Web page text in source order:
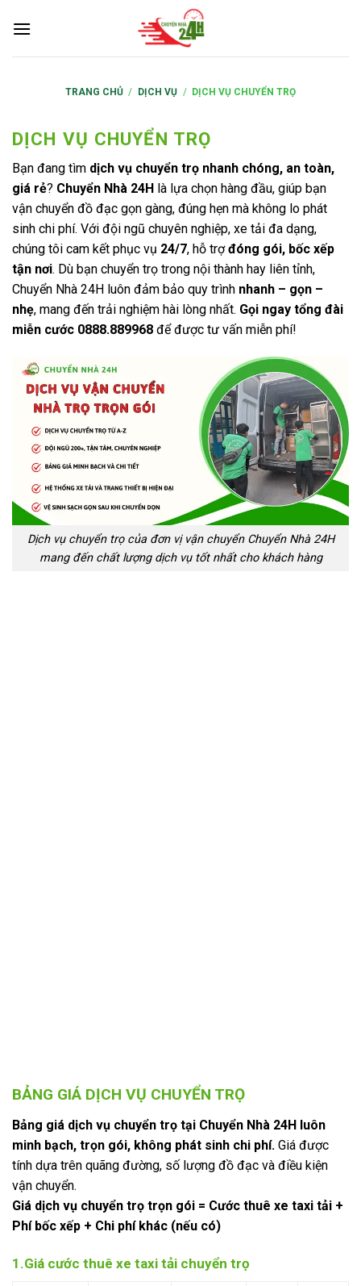
TRANG CHỦ / DỊCH VỤ / DỊCH VỤ CHUYỂN TRỌ
DỊCH VỤ CHUYỂN TRỌ
Bạn đang tìm dịch vụ chuyển trọ nhanh chóng, an toàn,
giá rẻ? Chuyển Nhà 24H là lựa chọn hàng đầu, giúp bạn
vận chuyển đồ đạc gọn gàng, đúng hẹn mà không lo phát
sinh chi phí. Với đội ngũ chuyên nghiệp, xe tải đa dạng,
chúng tôi cam kết phục vụ 24/7, hỗ trợđóng gói, bốc xếp
tận nơi. Dù bạn chuyển trọ trong nội thành hay liên tỉnh,
Chuyển Nhà 24H luôn đảm bảo quy trình nhanh – gọn –
nhẹ, mang đến trải nghiệm hài lòng nhất. Gọi ngay tổng đài
miễn cước 0888.889968 để được tư vấn miễn phí!
Dịch vụ chuyển trọ của đơn vị vận chuyển Chuyển Nhà 24H
mang đến chất lượng dịch vụ tốt nhất cho khách hàng
BẢNG GIÁ DỊCH VỤ CHUYỂN TRỌ
Bảng giá dịch vụ chuyển trọ tại Chuyển Nhà 24H luôn
minh bạch, trọn gói, không phát sinh chi phí. Giá được
tính dựa trên quãng đường, số lượng đồ đạc và điều kiện
vận chuyển.
Giá dịch vụ chuyển trọ trọn gói = Cước thuê xe taxi tải +
Phí bốc xếp + Chi phí khác (nếu có)
1.Giá cước thuê xe taxi tải chuyển trọ